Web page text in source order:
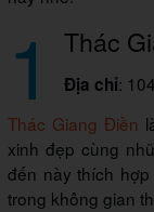
1 Thác
Địa chỉ:
Thác Giang Điền
xinh đẹp cùng
đến này thích
trong không gian